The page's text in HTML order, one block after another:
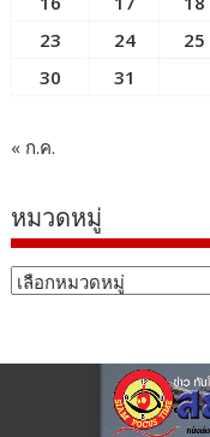
23
24 25
30
31
« ก.ค.
หมวดหมู่
หมวด